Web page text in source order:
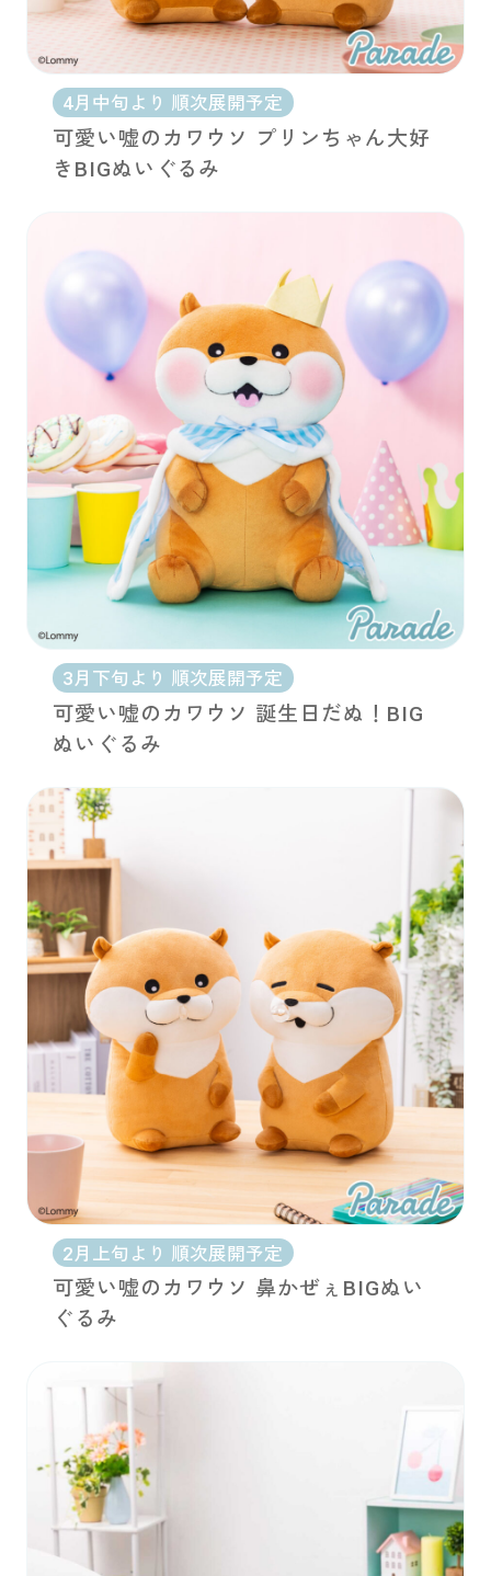
4月中旬より 順次展開予定
可愛い嘘のカワウソ プリンちゃん大好
きBIGぬいぐるみ
3月下旬より 順次展開予定
可愛い嘘のカワウソ 誕生日だぬ！BIG
ぬいぐるみ
2月上旬より 順次展開予定
可愛い嘘のカワウソ 鼻かぜぇBIGぬい
ぐるみ